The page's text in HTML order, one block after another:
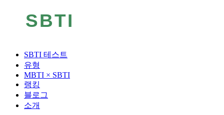
SBTI 테스트
유형
MBTI × SBTI
랭킹
블로그
소개